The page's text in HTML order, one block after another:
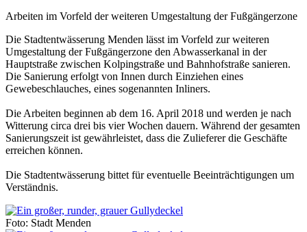
Arbeiten im Vorfeld der weiteren Umgestaltung der Fußgängerzone
Die Stadtentwässerung Menden lässt im Vorfeld zur weiteren
Umgestaltung der Fußgängerzone den Abwasserkanal in der
Hauptstraße zwischen Kolpingstraße und Bahnhofstraße sanieren.
Die Sanierung erfolgt von Innen durch Einziehen eines
Gewebeschlauches, eines sogenannten Inliners.
Die Arbeiten beginnen ab dem 16. April 2018 und werden je nach
Witterung circa drei bis vier Wochen dauern. Während der gesamten
Sanierungszeit ist gewährleistet, dass die Zulieferer die Geschäfte
erreichen können.
Die Stadtentwässerung bittet für eventuelle Beeinträchtigungen um
Verständnis.
Foto: Stadt Menden